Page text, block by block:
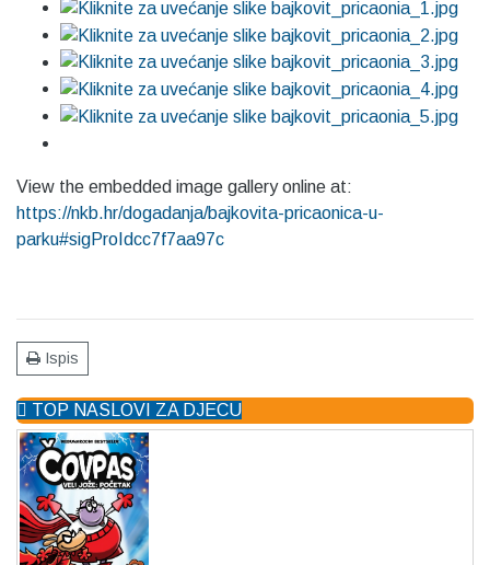
View the embedded image gallery online at:
https://nkb.hr/dogadanja/bajkovita-pricaonica-u-
parku#sigProIdcc7f7aa97c
Ispis
TOP NASLOVI ZA DJECU